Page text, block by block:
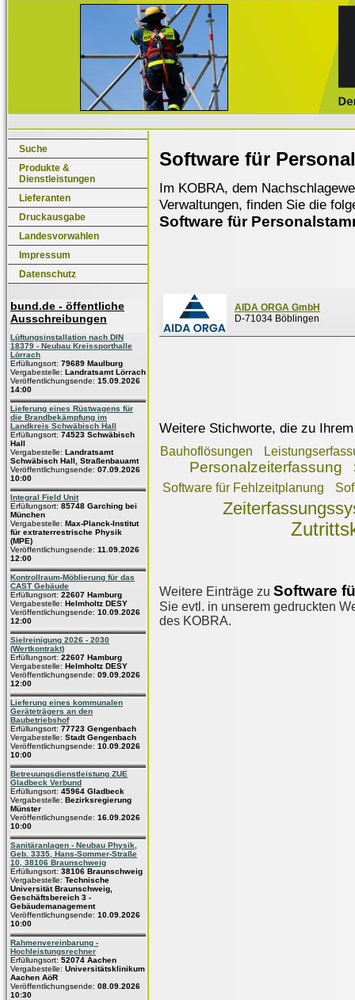
Suche
Produkte &
Dienstleistungen
Lieferanten
Druckausgabe
Landesvorwahlen
Impressum
Datenschutz
bund.de - öffentliche
Ausschreibungen
Lüftungsinstallation nach DIN
18379 - Neubau Kreissporthalle
Lörrach
Erfüllungsort: 79689 Maulburg
Vergabestelle: Landratsamt Lörrach
Veröffentlichungsende: 15.09.2026
14:00
Lieferung eines Rüstwagens für
die Brandbekämpfung im
Landkreis Schwäbisch Hall
Erfüllungsort: 74523 Schwäbisch
Hall
Vergabestelle: Landratsamt
Schwäbisch Hall, Straßenbauamt
Veröffentlichungsende: 07.09.2026
10:00
Integral Field Unit
Erfüllungsort: 85748 Garching bei
München
Vergabestelle: Max-Planck-Institut
für extraterrestrische Physik
(MPE)
Veröffentlichungsende: 11.09.2026
12:00
Kontrollraum-Möblierung für das
CAST Gebäude
Erfüllungsort: 22607 Hamburg
Vergabestelle: Helmholtz DESY
Veröffentlichungsende: 10.09.2026
12:00
Sielreinigung 2026 - 2030
(Wertkontrakt)
Erfüllungsort: 22607 Hamburg
Vergabestelle: Helmholtz DESY
Veröffentlichungsende: 09.09.2026
12:00
Lieferung eines kommunalen
Geräteträgers an den
Baubetriebshof
Erfüllungsort: 77723 Gengenbach
Vergabestelle: Stadt Gengenbach
Veröffentlichungsende: 10.09.2026
10:00
Betreuungsdienstleistung ZUE
Gladbeck Verbund
Erfüllungsort: 45964 Gladbeck
Vergabestelle: Bezirksregierung
Münster
Veröffentlichungsende: 16.09.2026
10:00
Sanitäranlagen - Neubau Physik,
Geb. 3335, Hans-Sommer-Straße
10, 38106 Braunschweig
Erfüllungsort: 38106 Braunschweig
Vergabestelle: Technische
Universität Braunschweig,
Geschäftsbereich 3 -
Gebäudemanagement
Veröffentlichungsende: 10.09.2026
10:00
Rahmenvereinbarung -
Hochleistungsrechner
Erfüllungsort: 52074 Aachen
Vergabestelle: Universitätsklinikum
Aachen AöR
Veröffentlichungsende: 08.09.2026
10:30
Software für
Im KOBRA, dem
Verwaltungen, finden Sie die
Software für
AIDA ORGA GmbH
D-71034 Böblingen
Weitere Stichworte, die zu
Bauhoflösungen
Personalzeiterfassung
Software für Fehlzeitplanung
Weitere Einträge zu Software
Sie evtl. in unserem gedruckten
des KOBRA.